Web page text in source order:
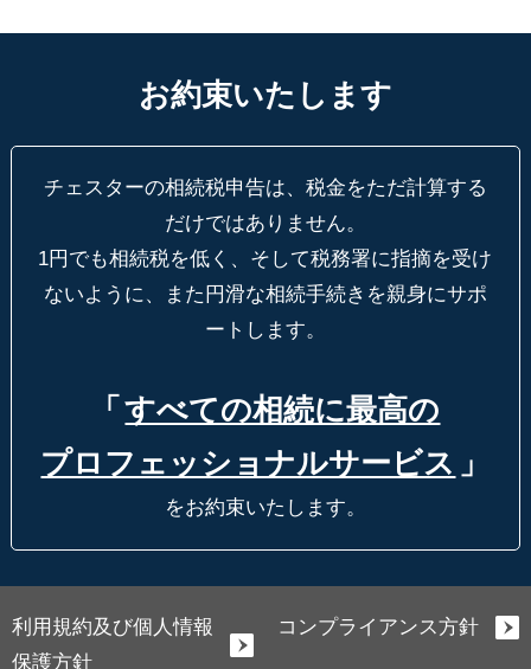
お約束いたします
チェスターの相続税申告は、税金をただ計算する
だけではありません。
1円でも相続税を低く、そして税務署に指摘を受け
ないように、
また円滑な相続手続きを親身にサポ
ートします。
「 すべての相続に最高の
プロフェッショナルサービス 」
をお約束いたします。
利用規約及び個人情報
保護方針
コンプライアンス方針